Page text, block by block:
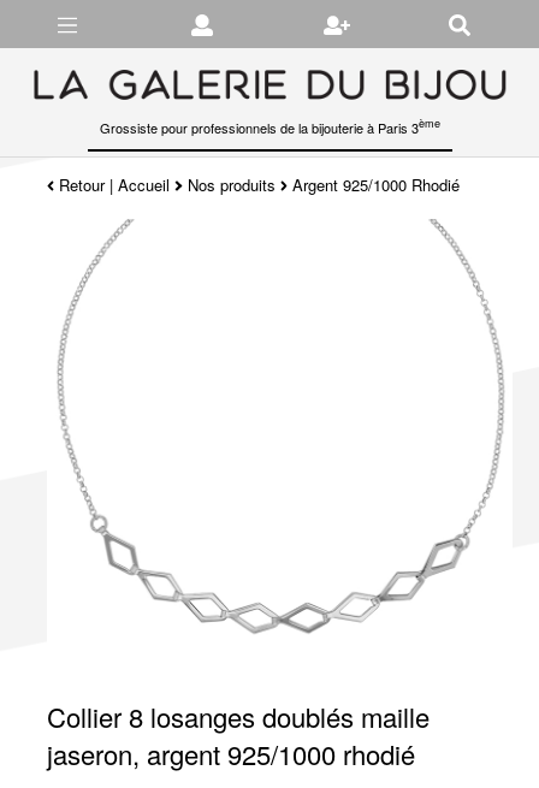
Grossiste pour professionnels de la bijouterie à Paris 3ème
Retour|Accueil Nos produits Argent 925/1000 Rhodié
Collier 8 losanges doublés maille
jaseron, argent 925/1000 rhodié
Gérer les préférences en matière de cookies